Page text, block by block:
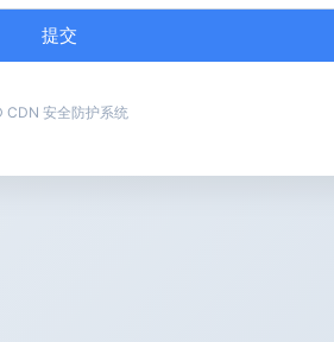
提交
CDN 安全防护系统